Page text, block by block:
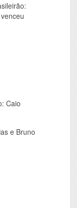
Caio
e Bruno